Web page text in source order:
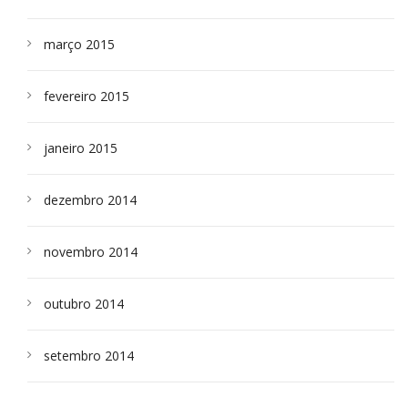
março 2015
fevereiro 2015
janeiro 2015
dezembro 2014
novembro 2014
outubro 2014
setembro 2014